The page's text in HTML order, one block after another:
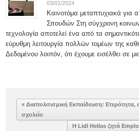
03/01/2024
Καινοτόμα μεταπτυχιακά για
Σπουδών Στη σύγχρονη
τεχνολογία αποτελεί ένα από τα
εύρυθμη λειτουργία πολλών τομέων της
Δεδομένου λοιπόν, ότι έχουμε εισέλθει σε
« Διαπολιτισμική Εκπαίδευση: Ετερότητα,
σχολείο
Η Lidl Hellas ζητά